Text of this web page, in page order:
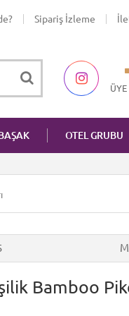
Sipariş İzleme
ÜYE
OTEL GRUBU
Bamboo